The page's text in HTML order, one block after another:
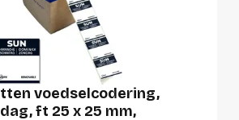
voedselcodering,
ft 25 x 25 mm,